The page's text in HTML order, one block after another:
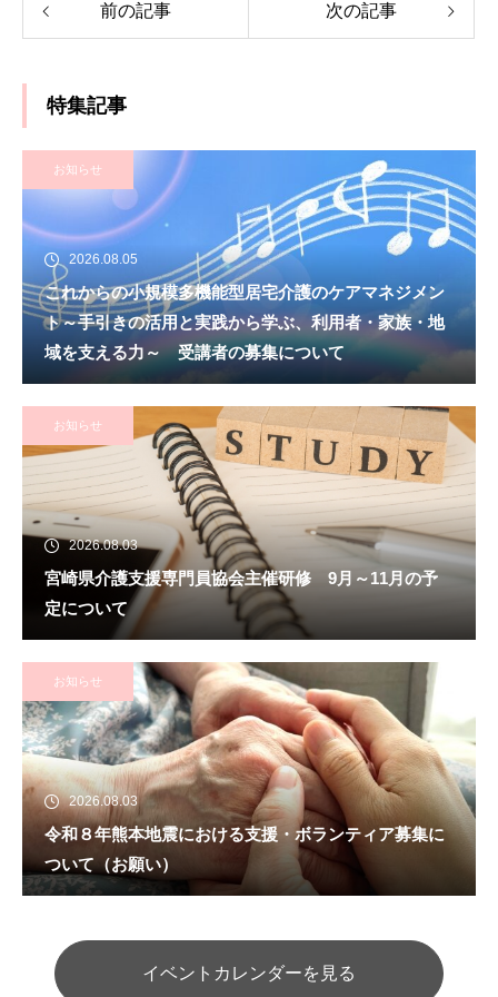
前の記事 次の記事
特集記事
お知らせ
2026.08.05
これからの小規模多機能型居宅介護のケアマネジメン
ト～手引きの活用と実践から学ぶ、利用者・家族・地
域を支える力～ 受講者の募集について
お知らせ
2026.08.03
宮崎県介護支援専門員協会主催研修 9月～11月の予
定について
お知らせ
2026.08.03
令和８年熊本地震における支援・ボランティア募集に
ついて（お願い）
イベントカレンダーを見る